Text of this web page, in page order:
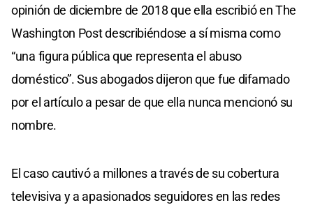
opinión de diciembre de 2018 que ella escribió en The
Washington Post describiéndose a sí misma como
“una figura pública que representa el abuso
doméstico”. Sus abogados dijeron que fue difamado
por el artículo a pesar de que ella nunca mencionó su
nombre.
El caso cautivó a millones a través de su cobertura
televisiva y a apasionados seguidores en las redes